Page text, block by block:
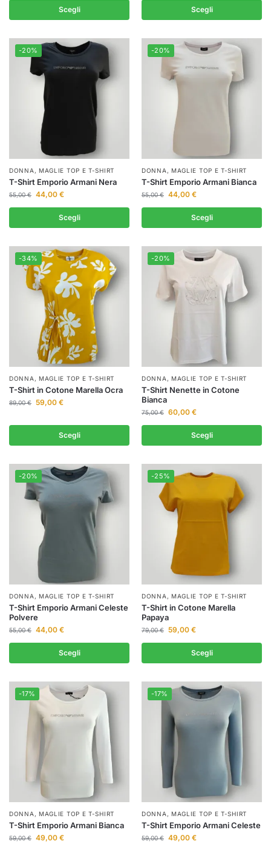
Scegli Scegli
-20%
DONNA, MAGLIE TOP E T-SHIRT
T-Shirt Emporio Armani Nera
55,00€ 44,00 €
Scegli
-20%
DONNA, MAGLIE TOP E T-SHIRT
T-Shirt Emporio Armani Bianca
55,00€ 44,00 €
Scegli
-34%
DONNA, MAGLIE TOP E T-SHIRT
T-Shirt in Cotone Marella Ocra
89,00€ 59,00 €
Scegli
-20%
DONNA, MAGLIE TOP E T-SHIRT
T-Shirt Nenette in Cotone
Bianca
75,00€ 60,00 €
Scegli
-20%
DONNA, MAGLIE TOP E T-SHIRT
T-Shirt Emporio Armani Celeste
Polvere
55,00€ 44,00 €
Scegli
-25%
DONNA, MAGLIE TOP E T-SHIRT
T-Shirt in Cotone Marella
Papaya
79,00€ 59,00 €
Scegli
-17%
DONNA, MAGLIE TOP E T-SHIRT
T-Shirt Emporio Armani Bianca
59,00€ 49,00 €
-17%
DONNA, MAGLIE TOP E T-SHIRT
T-Shirt Emporio Armani Celeste
59,00€ 49,00 €